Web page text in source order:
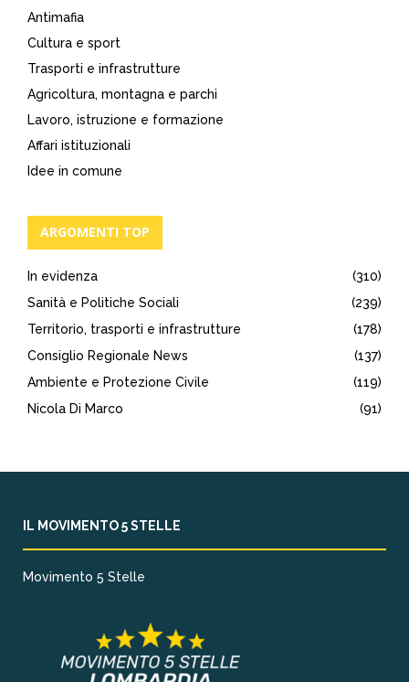
Antimafia
Cultura e sport
Trasporti e infrastrutture
Agricoltura, montagna e parchi
Lavoro, istruzione e formazione
Affari istituzionali
Idee in comune
ARGOMENTI TOP
In evidenza
(310)
Sanità e Politiche Sociali
(239)
Territorio, trasporti e infrastrutture
(178)
Consiglio Regionale News
(137)
Ambiente e Protezione Civile
(119)
Nicola Di Marco
(91)
IL MOVIMENTO 5 STELLE
Movimento 5 Stelle